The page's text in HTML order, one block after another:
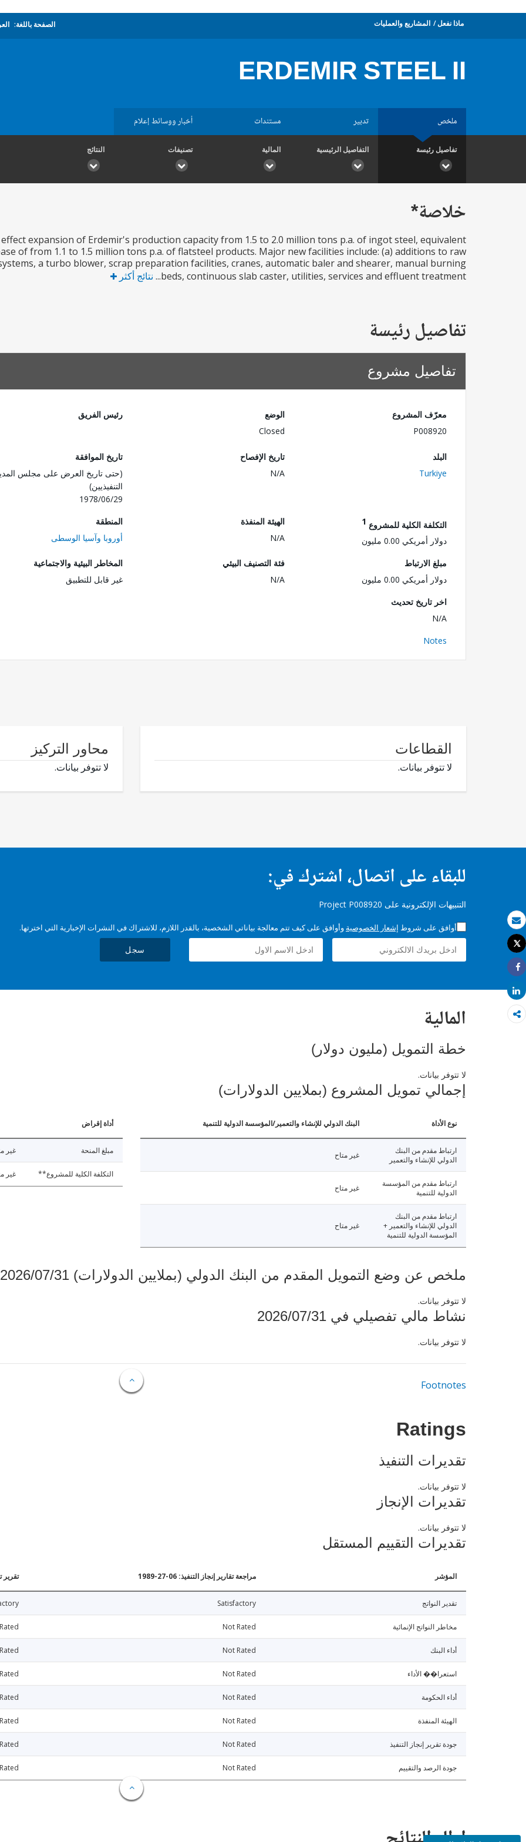
بريد الكتروني
طباعة
Tweet
Share
Share
ماذا نفعل المشاريع والعمليات الصفحة باللغة:
ERDEMIR STEEL II
ملخص تدبير مستندات أخبار ووسائط إعلام
تفاصيل رئيسة التفاصيل الرئيسية المالية تصنيفات النتائج
خلاصة*
expansion of Erdemir's production capacity from 1.5 to 2.0 million tons p.a. of ingot steel, equivalent
of from 1.1 to 1.5 million tons p.a. of flatsteel products. Major new facilities include: (a) additions to raw
a turbo blower, scrap preparation facilities, cranes, automatic baler and shearer, manual burning
beds, continuous slab caster, utilities, services and effluent treatment...
نتائج أكثر
تفاصيل رئيسة
تفاصيل مشروع
معرّف المشروع
P008920
الوضع
Closed
رئيس الفريق
البلد
Turkiye
تاريخ الإفصاح
N/A
تاريخ الموافقة
(حتى تاريخ العرض على مجلس
التنفيذيين)
1978/06/29
التكلفة الكلية للمشروع 1
دولار أمريكي 0.00 مليون
الهيئة المنفذة
N/A
المنطقة
أوروبا وآسيا الوسطى
مبلغ الارتباط
دولار أمريكي 0.00 مليون
فئة التصنيف البيئي
N/A
المخاطر البيئية والاجتماعية
غير قابل للتطبيق
اخر تاريخ تحديث
N/A
Notes
القطاعات
لا تتوفر بيانات.
محاور التركيز
لا تتوفر بيانات.
للبقاء على اتصال، اشترك في:
التنبيهات الإلكترونية على Project P008920
أوافق على شروط إشعار الخصوصية وأوافق على كيف تتم معالجة بياناتي الشخصية، بالقدر اللازم، للاشتراك في النشرات الإخبارية التي اخترتها.
سجل
المالية
خطة التمويل (مليون دولار)
لا تتوفر بيانات.
إجمالي تمويل المشروع (بملايين الدولارات)
نوع الأداة البنك الدولي للإنشاء والتعمير/المؤسسة الدولية للتنمية
ارتباط مقدم من البنك
الدولي للإنشاء والتعمير
غير متاح
ارتباط مقدم من المؤسسة
الدولية للتنمية
غير متاح
ارتباط مقدم من البنك
الدولي للإنشاء والتعمير +
المؤسسة الدولية للتنمية
غير متاح
أداة إقراض
مبلغ المنحة غير
التكلفة الكلية للمشروع** غير
ملخص عن وضع التمويل المقدم من البنك الدولي (بملايين الدولارات) 2026/07/31
لا تتوفر بيانات.
نشاط مالي تفصيلي في 2026/07/31
لا تتوفر بيانات.
Footnotes
Ratings
تقديرات التنفيذ
لا تتوفر بيانات.
تقديرات الإنجاز
لا تتوفر بيانات.
تقديرات التقييم المستقل
المؤشر مراجعة تقارير إنجاز التنفيذ: 06-27-1989 تقرير
تقدير النواتج Satisfactory
مخاطر النواتج الإنمائية Not Rated
أداء البنك Not Rated
استعرا�� الأداء Not Rated
أداء الحكومة Not Rated
الهيئة المنفذة Not Rated
جودة تقرير إنجاز التنفيذ Not Rated
جودة الرصد والتقييم Not Rated